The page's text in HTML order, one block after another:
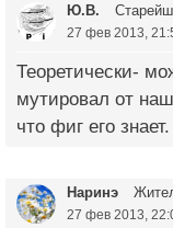
Ю.В.
27 фев 2013,
Теоретически-
мутировал от
что фиг его знает.
Наринэ
27 фев 2013,